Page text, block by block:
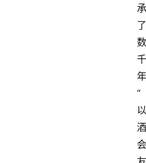
承
了
数
千
年
“
以
酒
会